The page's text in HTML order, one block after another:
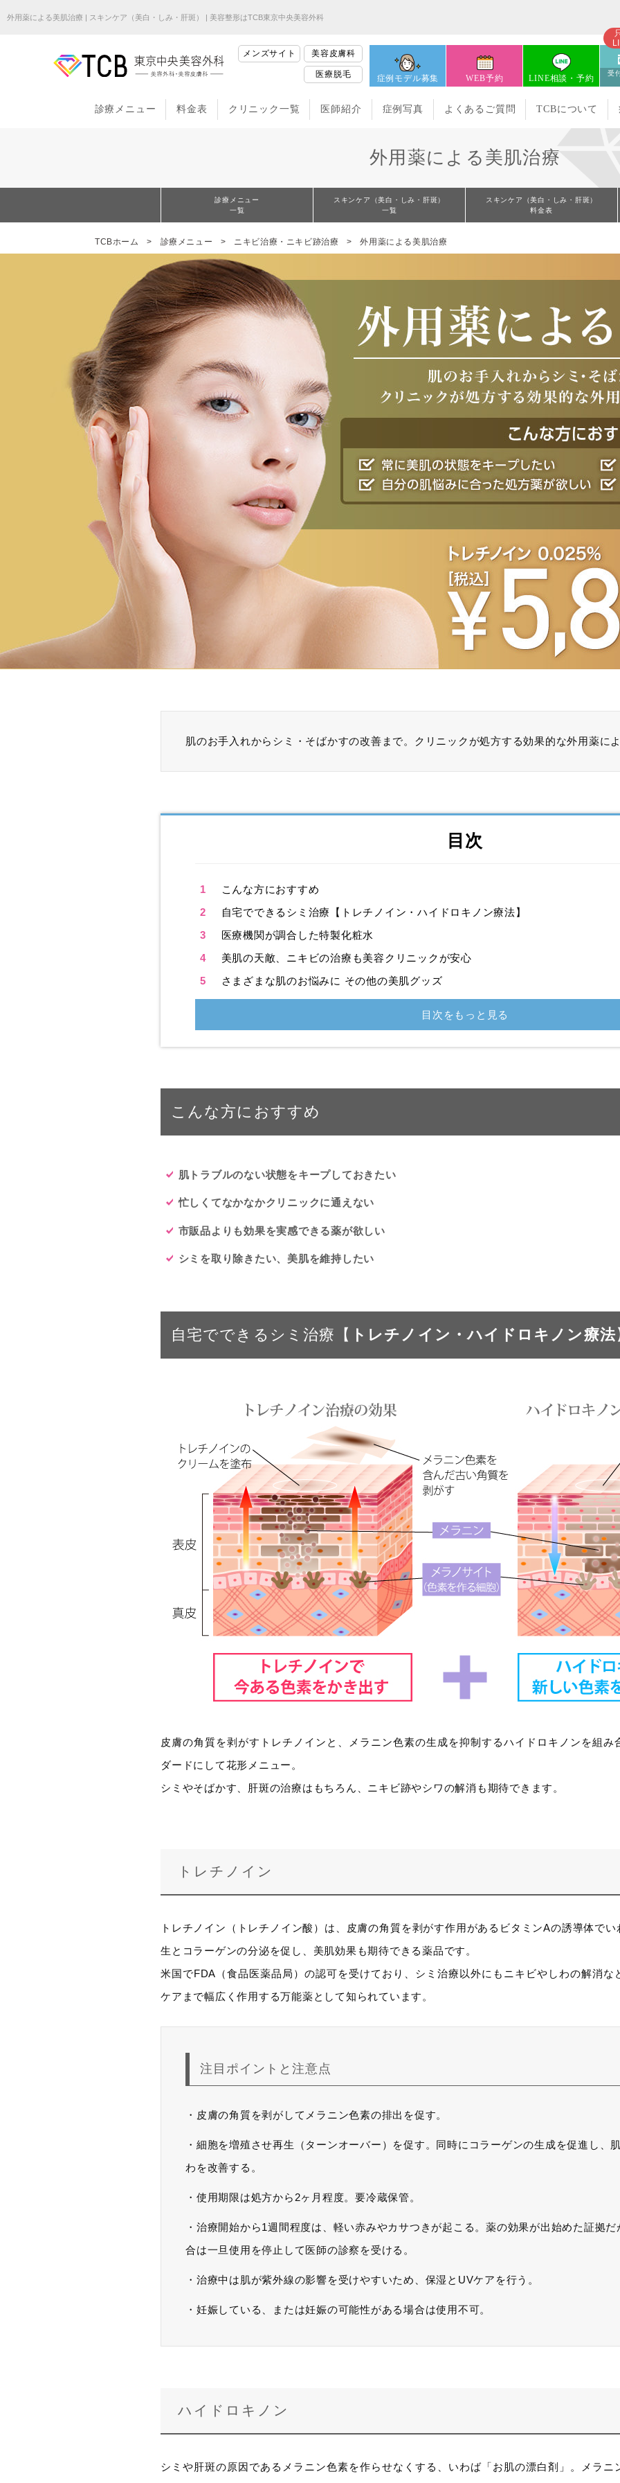
外用薬による美肌治療 | スキンケア（美白・しみ・肝斑） | 美容整形はTCB東京中央美容外科
メンズサイト 美容皮膚科
医療脱毛 症例モデル募集 WEB予約 LINE相談・予約
受
診療メニュー 料金表 クリニック一覧 医師紹介 症例写真 よくあるご質問 TCBについて
外用薬による美肌治療
診療メニュー
一覧
スキンケア（美白・しみ・肝斑）
一覧
スキンケア（美白・しみ・肝斑）
料金表
TCBホーム 診療メニュー ニキビ治療・ニキビ跡治療 外用薬による美肌治療
肌のお手入れからシミ・そばかすの改善まで。クリニックが処方する効果的な外用薬に
目次
1
こんな方におすすめ
2
自宅でできるシミ治療【トレチノイン・ハイドロキノン療法】
3
医療機関が調合した特製化粧水
4
美肌の天敵、ニキビの治療も美容クリニックが安心
5
さまざまな肌のお悩みに その他の美肌グッズ
目次をもっと見る
こんな方におすすめ
肌トラブルのない状態をキープしておきたい
忙しくてなかなかクリニックに通えない
市販品よりも効果を実感できる薬が欲しい
シミを取り除きたい、美肌を維持したい
自宅でできるシミ治療【 トレチノイン・ハイドロキノン療法
皮膚の角質を剥がすトレチノインと、メラニン色素の生成を抑制するハイドロキノンを組
ダードにして花形メニュー。
シミやそばかす、肝斑の治療はもちろん、ニキビ跡やシワの解消も期待できます。
トレチノイン
トレチノイン（トレチノイン酸）は、皮膚の角質を剥がす作用があるビタミンAの誘導体で
生とコラーゲンの分泌を促し、美肌効果も期待できる薬品です。
米国でFDA（食品医薬品局）の認可を受けており、シミ治療以外にもニキビやしわの解消な
ケアまで幅広く作用する万能薬として知られています。
注目ポイントと注意点
・皮膚の角質を剥がしてメラニン色素の排出を促す。
・細胞を増殖させ再生（ターンオーバー）を促す。同時にコラーゲンの生成を促進し、
わを改善する。
・使用期限は処方から2ヶ月程度。要冷蔵保管。
・治療開始から1週間程度は、軽い赤みやカサつきが起こる。薬の効果が出始めた証拠
合は一旦使用を停止して医師の診察を受ける。
・治療中は肌が紫外線の影響を受けやすいため、保湿とUVケアを行う。
・妊娠している、または妊娠の可能性がある場合は使用不可。
ハイドロキノン
シミや肝斑の原因であるメラニン色素を作らせなくする、いわば「お肌の漂白剤」。メラ